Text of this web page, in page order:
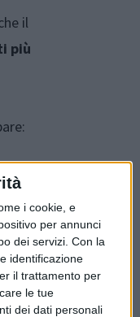
i cookie, e
per annunci
dei servizi. Con la
identificazione
il trattamento per
le tue
dei dati personali
il
più